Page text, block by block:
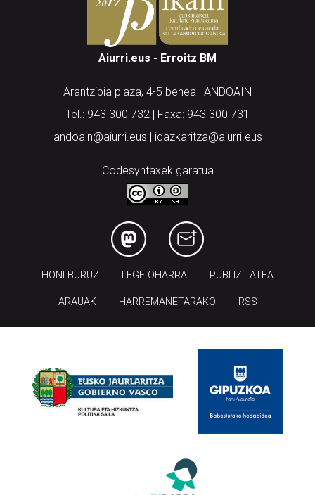
Aiurri.eus - Erroitz BM
Arantzibia plaza, 4-5 behea | ANDOAIN
Tel.: 943 300 732 | Faxa: 943 300 731
andoain@aiurri.eus | idazkaritza@aiurri.eus
Codesyntaxek garatua
HONI BURUZ LEGE OHARRA PUBLIZITATEA
ARAUAK HARREMANETARAKO RSS